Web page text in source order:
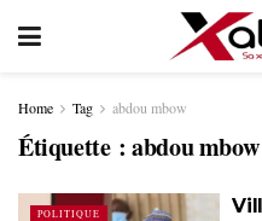
Home Tag abdou mbow
Étiquette :abdou mbow
POLITIQUE